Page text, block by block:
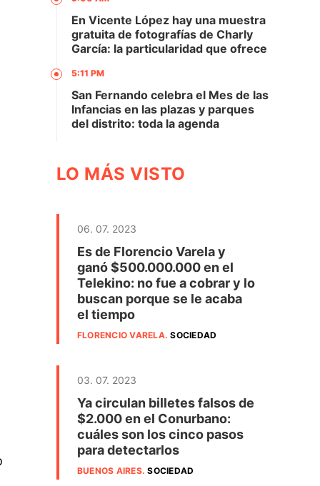
En Vicente López hay una muestra
gratuita de fotografías de Charly
García: la particularidad que ofrece
5:11 PM
San Fernando celebra el Mes de las
Infancias en las plazas y parques
del distrito: toda la agenda
LO MÁS VISTO
06. 07. 2023
Es de Florencio Varela y
ganó $500.000.000 en el
Telekino: no fue a cobrar y lo
buscan porque se le acaba
el tiempo
FLORENCIO VARELA.SOCIEDAD
03. 07. 2023
Ya circulan billetes falsos de
$2.000 en el Conurbano:
cuáles son los cinco pasos
para detectarlos
BUENOS AIRES.SOCIEDAD